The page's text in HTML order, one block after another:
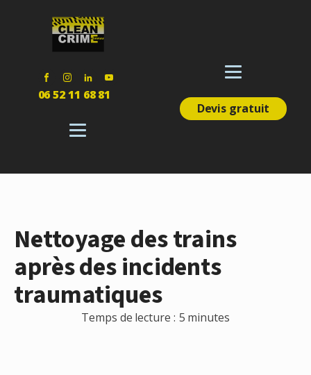
06 52 11 68 81
Devis gratuit
Nettoyage des trains
après des incidents
traumatiques
Temps de lecture : 5 minutes